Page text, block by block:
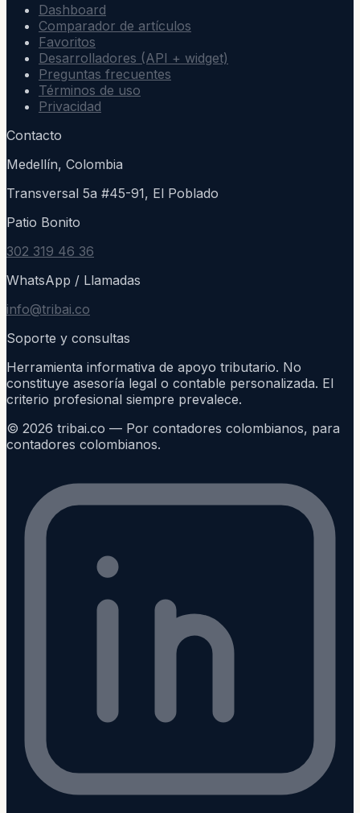
Dashboard
Comparador de artículos
Favoritos
Desarrolladores (API + widget)
Preguntas frecuentes
Términos de uso
Privacidad
Contacto
Medellín, Colombia
Transversal 5a #45-91, El Poblado
Patio Bonito
302 319 46 36
WhatsApp / Llamadas
info@tribai.co
Soporte y consultas
Herramienta informativa de apoyo tributario. No
constituye asesoría legal o contable personalizada. El
criterio profesional siempre prevalece.
© 2026 tribai.co — Por contadores colombianos, para
contadores colombianos.